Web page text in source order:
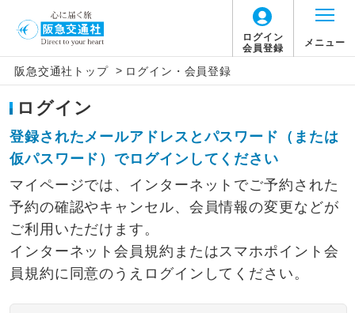
ログイン
会員登録
メニュー
阪急交通社トップ > ログイン・会員登録
ログイン
登録されたメールアドレスとパスワード（または
仮パスワード）でログインしてください
マイページでは、インターネットでご予約された
予約の確認やキャンセル、会員情報の変更などが
ご利用いただけます。
インターネット会員規約またはスマホポイント会
員規約に同意のうえログインしてください。